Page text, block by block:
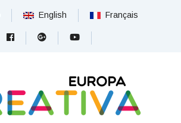
English Français